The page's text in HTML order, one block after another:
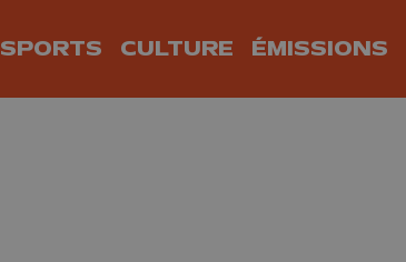
SPORTS CULTURE ÉMISSIONS